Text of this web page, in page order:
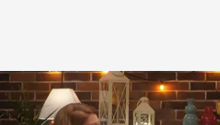
Lina y José durante su cita en 'First Dates'